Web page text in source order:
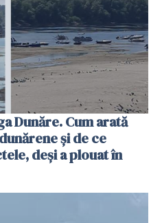
Dunăre. Cum arată
și de ce
deși a plouat în